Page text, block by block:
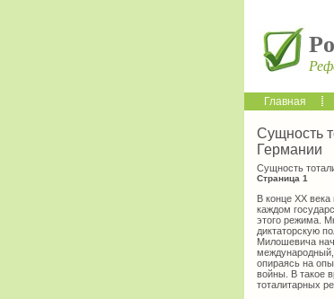
Главная
Сущность
Германии
Сущность
Страница 1
В конце ХХ века
каждом
этого режима.
диктаторскую
Милошевича
международный,
опираясь на
войны. В такое
тоталитарных